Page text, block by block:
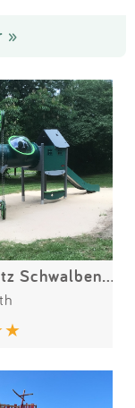
»
Spielplatz Schwalbenstraße